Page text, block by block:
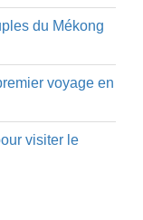
du Mékong
voyage en
visiter le